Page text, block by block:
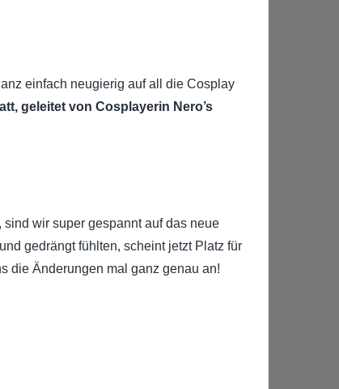
einfach neugierig auf all die Cosplay
geleitet von Cosplayerin Nero’s
wir super gespannt auf das neue
gedrängt fühlten, scheint jetzt Platz für
die Änderungen mal ganz genau an!